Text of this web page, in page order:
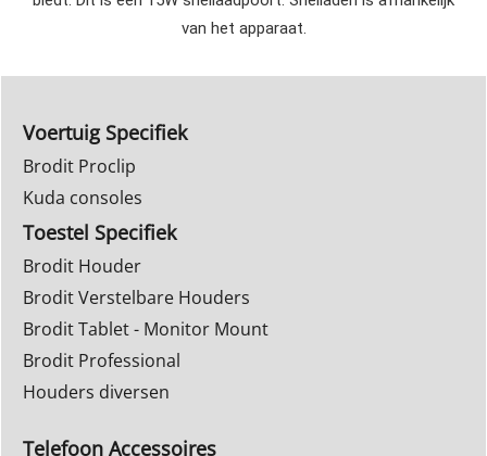
van het apparaat.
Voertuig Specifiek
Brodit Proclip
Kuda consoles
Toestel Specifiek
Brodit Houder
Brodit Verstelbare Houders
Brodit Tablet - Monitor Mount
Brodit Professional
Houders diversen
Telefoon Accessoires